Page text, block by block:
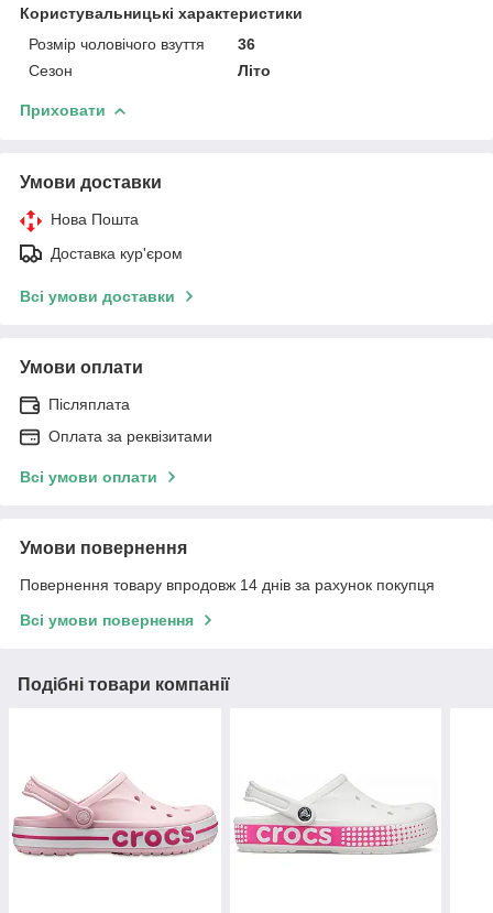
Користувальницькі характеристики
Розмір чоловічого взуття
36
Сезон
Літо
Приховати
Умови доставки
Нова Пошта
Доставка кур'єром
Всі умови доставки
Умови оплати
Післяплата
Оплата за реквізитами
Всі умови оплати
Умови повернення
Повернення товару впродовж 14 днів за рахунок покупця
Всі умови повернення
Подібні товари компанії